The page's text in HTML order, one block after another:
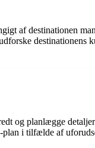
af destinationen
og planlægge
i tilfælde af